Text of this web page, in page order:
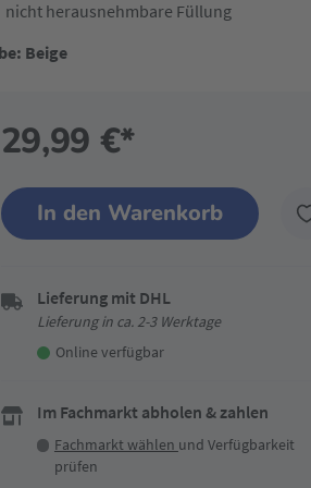
nicht herausnehmbare Füllung
Beige
29,99 €*
In den Warenkorb
Lieferung mit DHL
Lieferung in ca. 2-3 Werktage
Online verfügbar
Im Fachmarkt abholen & zahlen
Fachmarkt wählen und Verfügbarkeit
prüfen